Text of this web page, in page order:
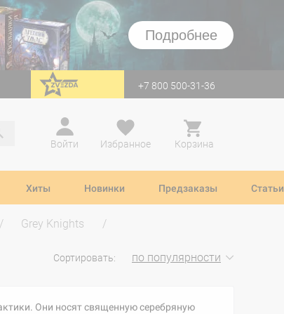
Подробнее
перейти на Zvezda +7 800 500-31-36
Войти
Избранное Корзина
Хиты Новинки Предзаказы Статьи
Grey Knights
Сортировать: по популярности
Они носят священную серебряную